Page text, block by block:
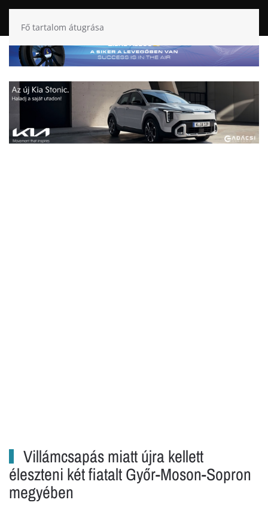
Fő tartalom átugrása
Villámcsapás miatt újra kellett
éleszteni két fiatalt Győr-Moson-Sopron
megyében